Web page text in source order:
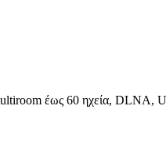
έως 60 ηχεία, DLNA,